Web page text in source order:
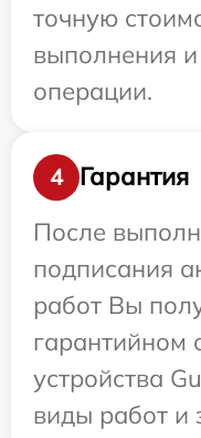
точную
выполнения
операции.
4
Гарантия
После
подписания
работ Вы
гарантийном
устройства
виды работ и